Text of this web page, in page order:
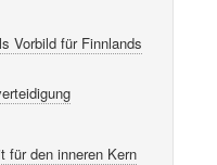
Vorbild für Finnlands
für den inneren Kern